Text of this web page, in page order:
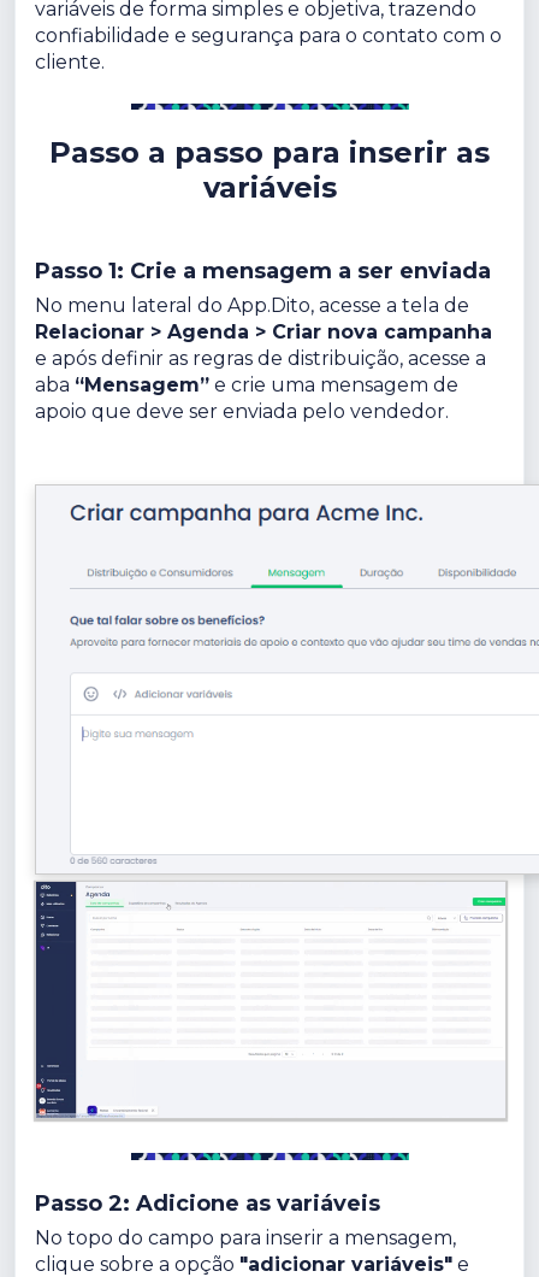
variáveis de forma simples e objetiva, trazendo
confiabilidade e segurança para o contato com o
cliente.
Passo a passo para inserir as
variáveis
Passo 1: Crie a mensagem a ser enviada
No menu lateral do App.Dito, acesse a tela de
Relacionar > Agenda > Criar nova campanha
e após definir as regras de distribuição, acesse a
aba “Mensagem” e crie uma mensagem de
apoio que deve ser enviada pelo vendedor.
Passo 2: Adicione as variáveis
No topo do campo para inserir a mensagem,
clique sobre a opção "adicionar variáveis" e